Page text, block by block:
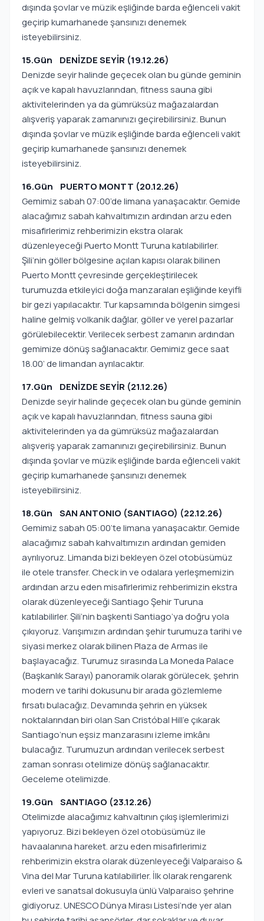
dışında şovlar ve müzik eşliğinde barda eğlenceli vakit
geçirip kumarhanede şansınızı denemek
isteyebilirsiniz.
15.Gün DENİZDE SEYİR (19.12.26)
Denizde seyir halinde geçecek olan bu günde geminin
açık ve kapalı havuzlarından, fitness sauna gibi
aktivitelerinden ya da gümrüksüz mağazalardan
alışveriş yaparak zamanınızı geçirebilirsiniz. Bunun
dışında şovlar ve müzik eşliğinde barda eğlenceli vakit
geçirip kumarhanede şansınızı denemek
isteyebilirsiniz.
16.Gün PUERTO MONTT (20.12.26)
Gemimiz sabah 07:00’de limana yanaşacaktır. Gemide
alacağımız sabah kahvaltımızın ardından arzu eden
misafirlerimiz rehberimizin ekstra olarak
düzenleyeceği Puerto Montt Turuna katılabilirler.
Şili’nin göller bölgesine açılan kapısı olarak bilinen
Puerto Montt çevresinde gerçekleştirilecek
turumuzda etkileyici doğa manzaraları eşliğinde keyifli
bir gezi yapılacaktır. Tur kapsamında bölgenin simgesi
haline gelmiş volkanik dağlar, göller ve yerel pazarlar
görülebilecektir. Verilecek serbest zamanın ardından
gemimize dönüş sağlanacaktır. Gemimiz gece saat
18.00’ de limandan ayrılacaktır.
17.Gün DENİZDE SEYİR (21.12.26)
Denizde seyir halinde geçecek olan bu günde geminin
açık ve kapalı havuzlarından, fitness sauna gibi
aktivitelerinden ya da gümrüksüz mağazalardan
alışveriş yaparak zamanınızı geçirebilirsiniz. Bunun
dışında şovlar ve müzik eşliğinde barda eğlenceli vakit
geçirip kumarhanede şansınızı denemek
isteyebilirsiniz.
18.Gün SAN ANTONIO (SANTIAGO) (22.12.26)
Gemimiz sabah 05:00’te limana yanaşacaktır. Gemide
alacağımız sabah kahvaltımızın ardından gemiden
ayrılıyoruz. Limanda bizi bekleyen özel otobüsümüz
ile otele transfer. Check in ve odalara yerleşmemizin
ardından arzu eden misafirlerimiz rehberimizin ekstra
olarak düzenleyeceği Santiago Şehir Turuna
katılabilirler. Şili’nin başkenti Santiago’ya doğru yola
çıkıyoruz. Varışımızın ardından şehir turumuza tarihi ve
siyasi merkez olarak bilinen Plaza de Armas ile
başlayacağız. Turumuz sırasında La Moneda Palace
(Başkanlık Sarayı) panoramik olarak görülecek, şehrin
modern ve tarihi dokusunu bir arada gözlemleme
fırsatı bulacağız. Devamında şehrin en yüksek
noktalarından biri olan San Cristóbal Hill’e çıkarak
Santiago’nun eşsiz manzarasını izleme imkânı
bulacağız. Turumuzun ardından verilecek serbest
zaman sonrası otelimize dönüş sağlanacaktır.
Geceleme otelimizde.
19.Gün SANTIAGO (23.12.26)
Otelimizde alacağımız kahvaltının çıkış işlemlerimizi
yapıyoruz. Bizi bekleyen özel otobüsümüz ile
havaalanına hareket. arzu eden misafirlerimiz
rehberimizin ekstra olarak düzenleyeceği Valparaiso &
Vina del Mar Turuna katılabilirler. İlk olarak rengarenk
evleri ve sanatsal dokusuyla ünlü Valparaiso şehrine
gidiyoruz. UNESCO Dünya Mirası Listesi’nde yer alan